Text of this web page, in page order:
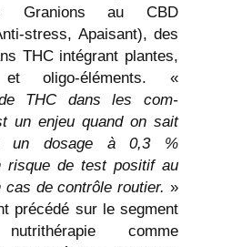
Granions au CBD
stress, Apaisant), des
THC intégrant plantes,
et oligo-éléments. «
de THC dans les com-
un enjeu quand on sait
un dosage à 0,3 %
risque de test positif au
cas de contrôle routier. »
précédé sur le segment
comme